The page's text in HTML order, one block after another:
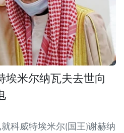
埃米尔纳瓦夫去世向
就科威特埃米尔(国王)谢赫纳